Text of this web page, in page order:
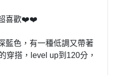
超喜歡❤️❤️
藍色，有一種低調又帶著
穿搭，level up到120分，